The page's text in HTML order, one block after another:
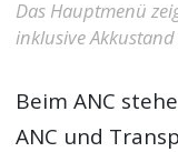
Das Hauptmenü
inklusive
Beim ANC
ANC und